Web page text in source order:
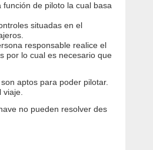
de piloto la cual basa
situadas en el
responsable realice el
por lo cual es necesario que
aptos para poder pilotar.
no pueden resolver des